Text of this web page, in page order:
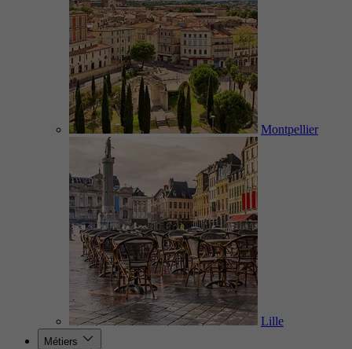
Montpellier
Lille
Métiers